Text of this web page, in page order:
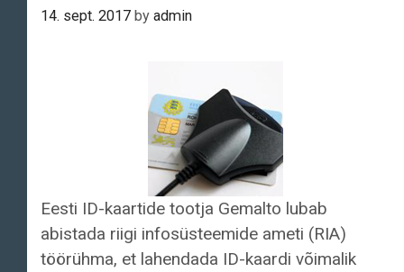
14. sept. 2017 by admin
Eesti ID-kaartide tootja Gemalto lubab
abistada riigi infosüsteemide ameti (RIA)
töörühma, et lahendada ID-kaardi võimalik